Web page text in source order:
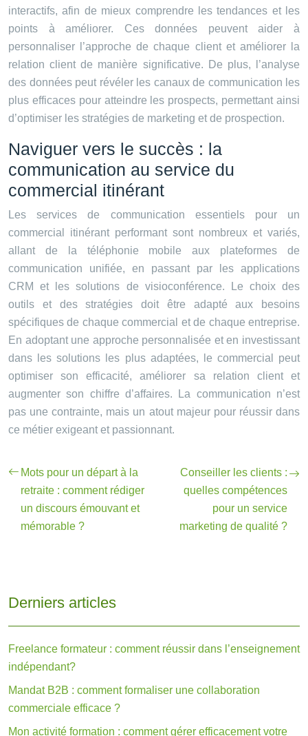
interactifs, afin de mieux comprendre les tendances et les
points à améliorer. Ces données peuvent aider à
personnaliser l’approche de chaque client et améliorer la
relation client de manière significative. De plus, l’analyse
des données peut révéler les canaux de communication les
plus efficaces pour atteindre les prospects, permettant ainsi
d’optimiser les stratégies de marketing et de prospection.
Naviguer vers le succès : la
communication au service du
commercial itinérant
Les services de communication essentiels pour un
commercial itinérant performant sont nombreux et variés,
allant de la téléphonie mobile aux plateformes de
communication unifiée, en passant par les applications
CRM et les solutions de visioconférence. Le choix des
outils et des stratégies doit être adapté aux besoins
spécifiques de chaque commercial et de chaque entreprise.
En adoptant une approche personnalisée et en investissant
dans les solutions les plus adaptées, le commercial peut
optimiser son efficacité, améliorer sa relation client et
augmenter son chiffre d’affaires. La communication n’est
pas une contrainte, mais un atout majeur pour réussir dans
ce métier exigeant et passionnant.
Mots pour un départ à la
retraite : comment rédiger
un discours émouvant et
mémorable ?
Conseiller les clients :
quelles compétences
pour un service
marketing de qualité ?
Derniers articles
Freelance formateur : comment réussir dans l’enseignement
indépendant?
Mandat B2B : comment formaliser une collaboration
commerciale efficace ?
Mon activité formation : comment gérer efficacement votre